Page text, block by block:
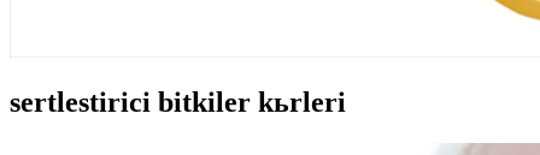
sertlestirici bitkiler kьrleri